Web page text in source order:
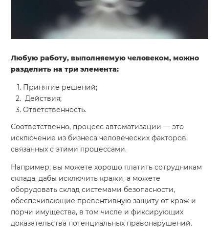
Контакты
Любую работу, выполняемую человеком, можно
разделить на три элемента:
Принятие решений;
Действия;
Ответственность.
Соответственно, процесс автоматизации — это
исключение из бизнеса человеческих факторов,
связанных с этими процессами.
Например, вы можете хорошо платить сотрудникам
склада, дабы исключить кражи, а можете
оборудовать склад системами безопасности,
обеспечивающие превентивную защиту от краж и
порчи имущества, в том числе и фиксирующих
доказательства потенциальных правонарушений.